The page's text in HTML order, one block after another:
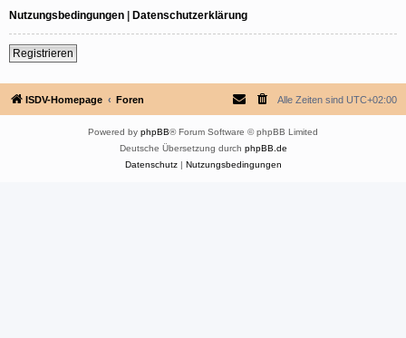
Nutzungsbedingungen | Datenschutzerklärung
Registrieren
ISDV-Homepage Foren Alle Zeiten sind UTC+02:00
Powered by phpBB® Forum Software © phpBB Limited
Deutsche Übersetzung durch phpBB.de
Datenschutz| Nutzungsbedingungen